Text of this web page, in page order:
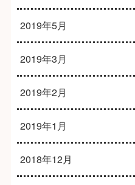
2019年5月
2019年3月
2019年2月
2019年1月
2018年12月